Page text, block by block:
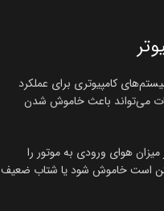
کامپیوتری برای عملکرد
می‌تواند باعث خاموش شدن
هوای ورودی به موتور را
است خاموش شود یا شتاب ضعیف